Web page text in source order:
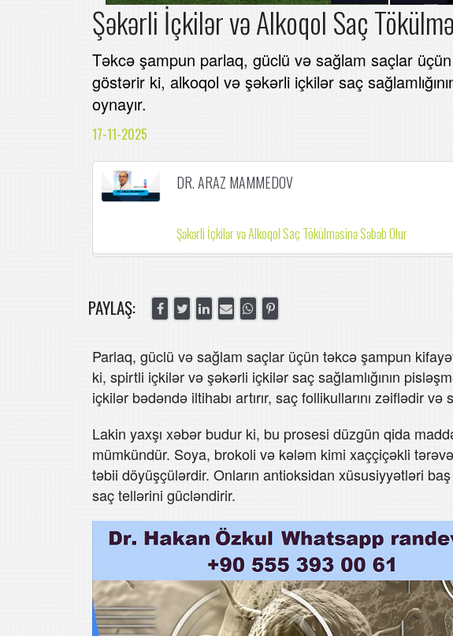
Şəkərli İçkilər və Alkoqol Saç
Təkcə şampun parlaq, güclü və sağlam saçlar
göstərir ki, alkoqol və şəkərli içkilər saç
oynayır.
17-11-2025
DR. ARAZ MAMMEDOV
Şəkərli İçkilər və Alkoqol Saç Tökülməsinə Səbəb Olur
PAYLAŞ:
Parlaq, güclü və sağlam saçlar üçün təkcə şampun
ki, spirtli içkilər və şəkərli içkilər saç sağlamlığının
içkilər bədəndə iltihabı artırır, saç follikullarını zəiflədir
Lakin yaxşı xəbər budur ki, bu prosesi düzgün qida
mümkündür. Soya, brokoli və kələm kimi xaççiçəkli
təbii döyüşçülərdir. Onların antioksidan xüsusiyyətləri
saç tellərini gücləndirir.